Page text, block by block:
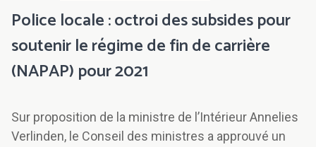
Police locale : octroi des subsides pour
soutenir le régime de fin de carrière
(NAPAP) pour 2021
Sur proposition de la ministre de l’Intérieur Annelies
Verlinden, le Conseil des ministres a approuvé un